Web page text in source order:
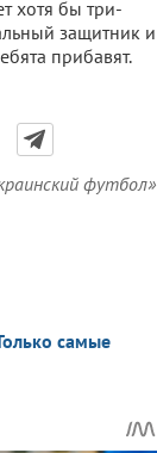
хотя бы три-
защитник и
прибавят.
футбол»
самые